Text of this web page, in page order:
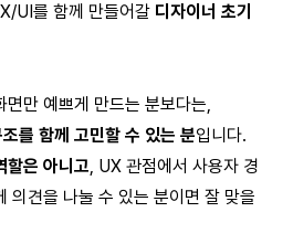
UI를 함께 만들어갈 디자이너 초기
만 예쁘게 만드는 분보다는,
를 함께 고민할 수 있는 분입니다.
할은 아니고, UX 관점에서 사용자 경
의견을 나눌 수 있는 분이면 잘 맞을